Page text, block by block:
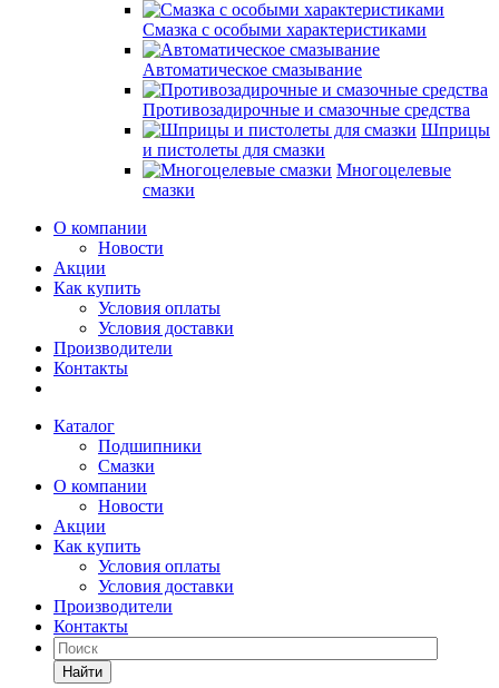
Смазка с особыми характеристиками
Автоматическое смазывание
Противозадирочные и смазочные средства
Шприцы
и пистолеты для смазки
Многоцелевые
смазки
О компании
Новости
Акции
Как купить
Условия оплаты
Условия доставки
Производители
Контакты
Каталог
Подшипники
Смазки
О компании
Новости
Акции
Как купить
Условия оплаты
Условия доставки
Производители
Контакты
Найти